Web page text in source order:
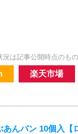
況は記事公開時点のも
楽天市場
あんパン 10個入【